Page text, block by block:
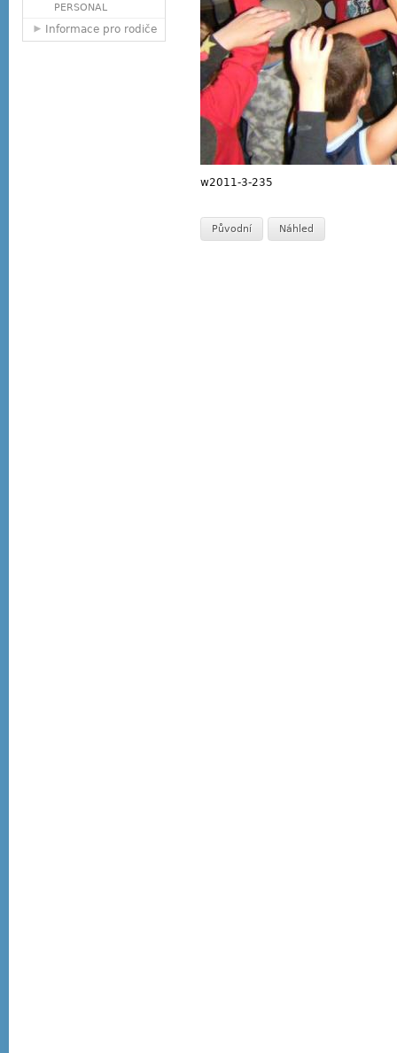
PERSONAL
Informace pro rodiče
w2011-3-235
Původní Náhled